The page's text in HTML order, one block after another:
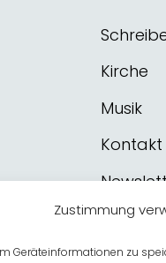
Zustimmung
Geräteinformationen zu
Kirche
Musik
Kontakt